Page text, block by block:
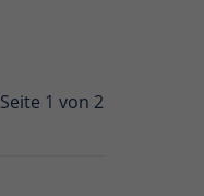
Seite 1 von 2